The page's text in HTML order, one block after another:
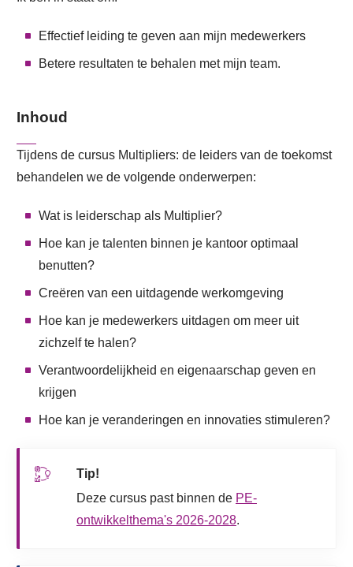
Effectief leiding te geven aan mijn medewerkers
Betere resultaten te behalen met mijn team.
Inhoud
Tijdens de cursus Multipliers: de leiders van de toekomst
behandelen we de volgende onderwerpen:
Wat is leiderschap als Multiplier?
Hoe kan je talenten binnen je kantoor optimaal
benutten?
Creëren van een uitdagende werkomgeving
Hoe kan je medewerkers uitdagen om meer uit
zichzelf te halen?
Verantwoordelijkheid en eigenaarschap geven en
krijgen
Hoe kan je veranderingen en innovaties stimuleren?
Tip!
Deze cursus past binnen de PE-
ontwikkelthema's 2026-2028.